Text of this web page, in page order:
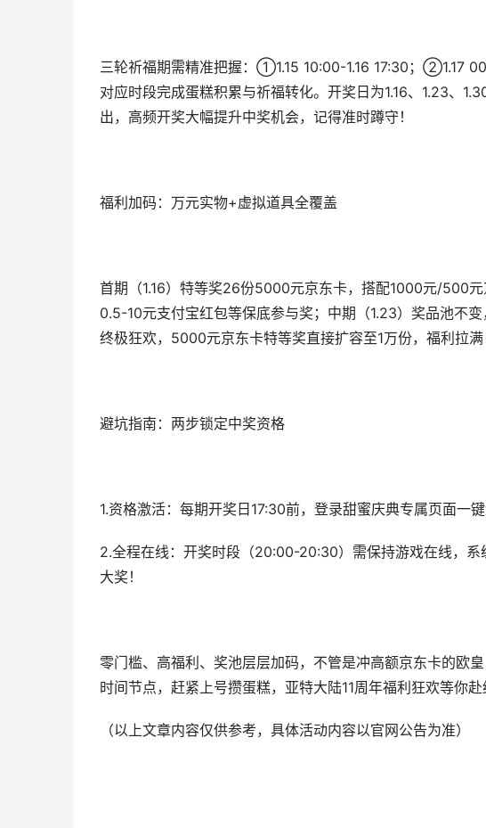
三轮祈福期需精准把握：①1.15 10:00-1.16 17:30；②1.17
对应时段完成蛋糕积累与祈福转化。开奖日为1.16、1.23、
出，高频开奖大幅提升中奖机会，记得准时蹲守！
福利加码：万元实物+虚拟道具全覆盖
首期（1.16）特等奖26份5000元京东卡，搭配1000元/500
0.5-10元支付宝红包等保底参与奖；中期（1.23）奖品池不
终极狂欢，5000元京东卡特等奖直接扩容至1万份，福利拉满
避坑指南：两步锁定中奖资格
1.资格激活：每期开奖日17:30前，登录甜蜜庆典专属页面一
2.全程在线：开奖时段（20:00-20:30）需保持游戏在线，
大奖！
零门槛、高福利、奖池层层加码，不管是冲高额京东卡的欧
时间节点，赶紧上号攒蛋糕，亚特大陆11周年福利狂欢等你赴
（以上文章内容仅供参考，具体活动内容以官网公告为准）